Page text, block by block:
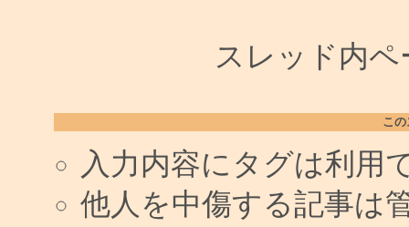
スレッド内
こ
入力内容にタグは利用
他人を中傷する記事は